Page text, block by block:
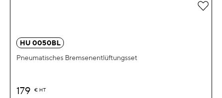
HU 0050BL
Pneumatisches Bremsenentlüftungsset
179 € HT
Zur